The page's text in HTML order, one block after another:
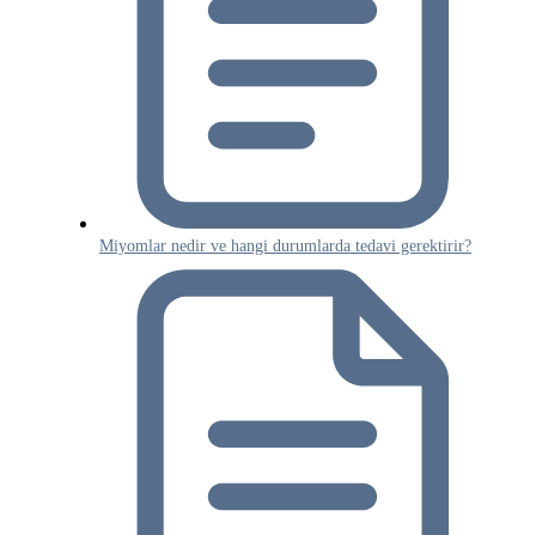
Miyomlar nedir ve hangi durumlarda tedavi gerektirir?